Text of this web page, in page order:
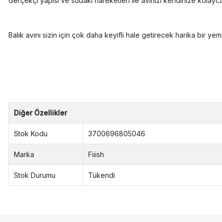
Balık avını sizin için çok daha keyifli hale getirecek harika bir
Diğer Özellikler
Stok Kodu 3700696805046
Marka Fiiish
Stok Durumu Tükendi